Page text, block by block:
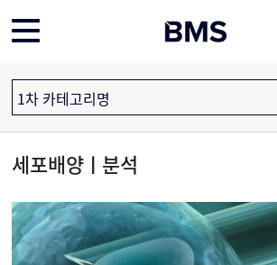
1차 카테고리명
세포배양ㅣ분석